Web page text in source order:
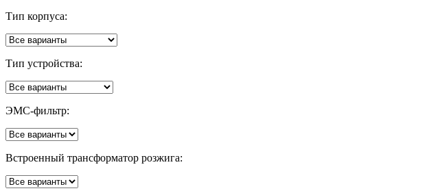
Тип корпуса:
Тип устройства:
ЭМС-фильтр:
Встроенный трансформатор розжига: